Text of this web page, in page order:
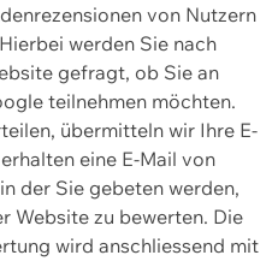
von Nutzern
werden Sie nach
gefragt, ob Sie an
teilnehmen möchten.
übermitteln wir Ihre E-
eine E-Mail von
der Sie gebeten werden,
Website zu bewerten. Die
wird anschliessend mit